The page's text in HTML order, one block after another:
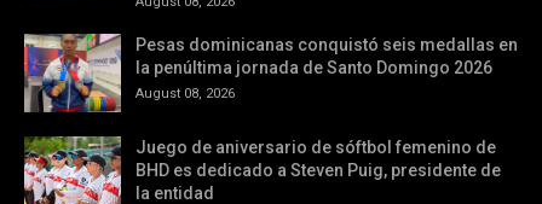
Pesas dominicanas conquistó seis medallas en
la penúltima jornada de Santo Domingo 2026
August 08, 2026
Juego de aniversario de sóftbol femenino de
BHD es dedicado a Steven Puig, presidente de
la entidad